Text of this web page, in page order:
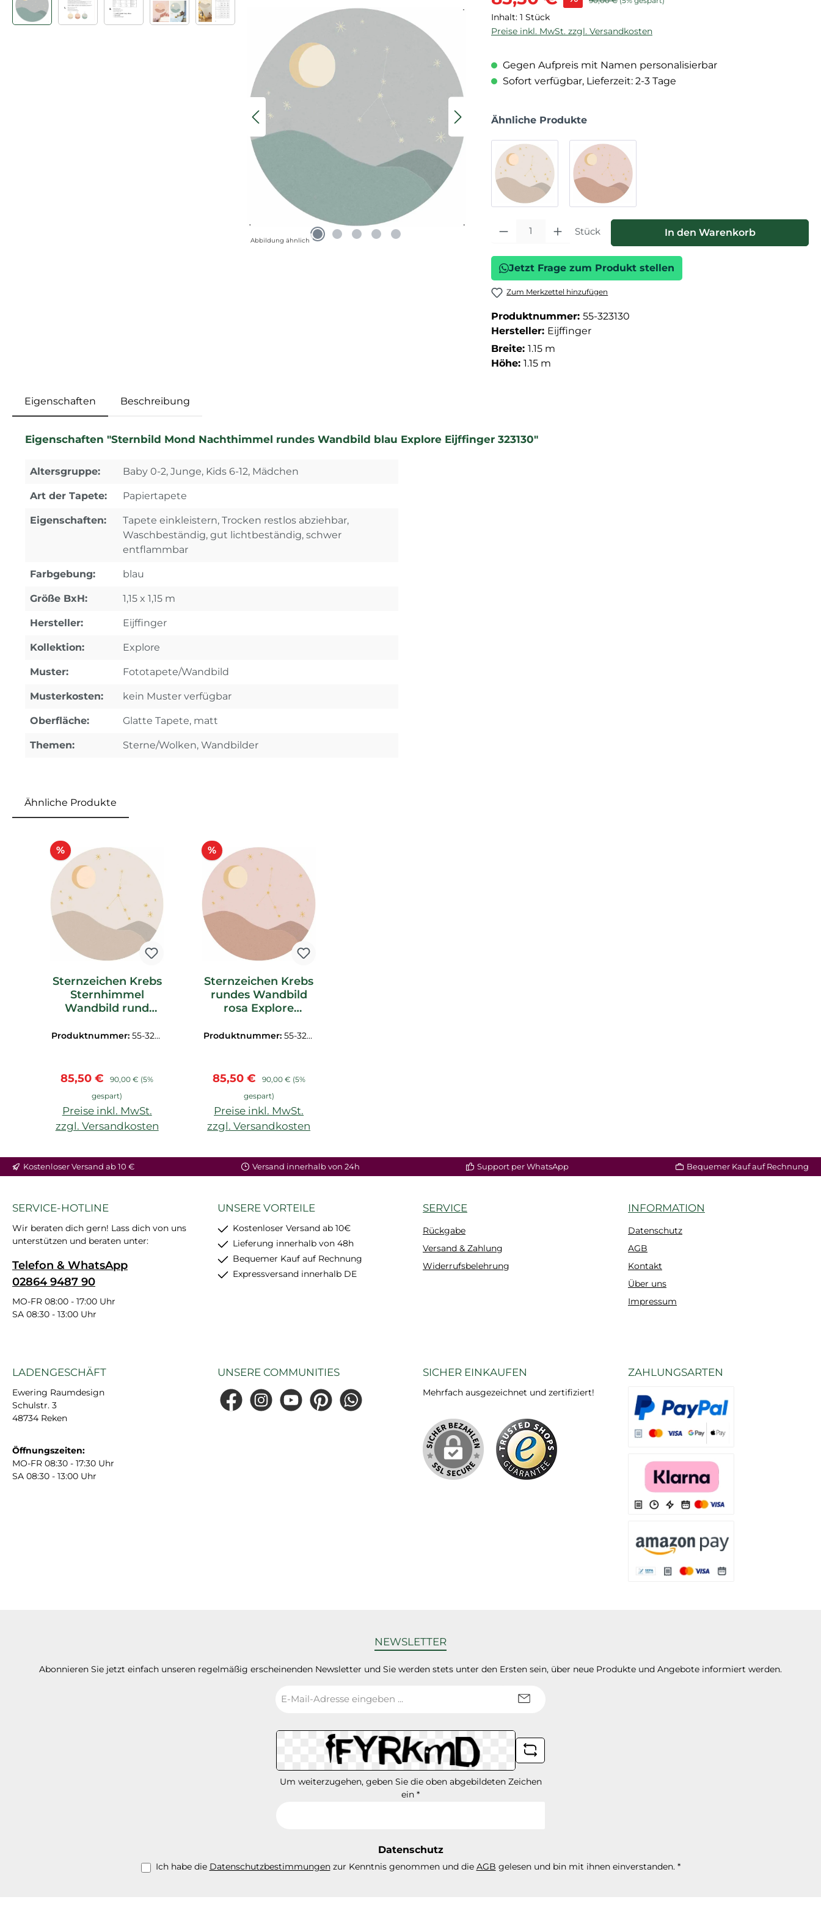
Abbildung ähnlich
Inhalt: 1 Stück
Preise inkl. MwSt. zzgl. Versandkosten
Gegen Aufpreis mit Namen personalisierbar
Sofort verfügbar, Lieferzeit: 2-3 Tage
Ähnliche Produkte
Produkt Anzahl: Gib den gewünschten Wert ein oder benutze die
Stück In den Warenkorb
Jetzt Frage zum Produkt stellen
Zum Merkzettel hinzufügen
Produktnummer: 55-323130
Hersteller: Eijffinger
Breite: 1.15 m
Höhe: 1.15 m
Eigenschaften Beschreibung
Eigenschaften "Sternbild Mond Nachthimmel rundes Wandbild blau Explore Eijffinger 323130"
Altersgruppe: Baby 0-2, Junge, Kids 6-12, Mädchen
Art der Tapete: Papiertapete
Eigenschaften:
Tapete einkleistern, Trocken restlos abziehbar,
Waschbeständig, gut lichtbeständig, schwer
entflammbar
Farbgebung: blau
Größe BxH: 1,15 x 1,15 m
Hersteller: Eijffinger
Kollektion: Explore
Muster: Fototapete/Wandbild
Musterkosten: kein Muster verfügbar
Oberfläche: Glatte Tapete, matt
Themen: Sterne/Wolken, Wandbilder
Ähnliche Produkte
%Rabatt
Sternzeichen Krebs
Sternhimmel
Wandbild rund
Eijffinger 323128
Produktnummer:55-3231
Verkaufspreis:
85,50 € Regulärer Preis:
90,00 € (5%
gespart)
Preise inkl. MwSt.
zzgl. Versandkosten
%Rabatt
Sternzeichen Krebs
rundes Wandbild
rosa Explore
Produktnummer: 55-3231
Verkaufspreis:
85,50 € Regulärer Preis:
90,00 € (5%
gespart)
Preise inkl. MwSt.
zzgl. Versandkosten
Kostenloser Versand ab 10 € Versand innerhalb von 24h Support per WhatsApp Bequemer Kauf auf Rechnung
SERVICE-HOTLINE
Wir beraten dich gern! Lass dich von uns
unterstützen und beraten unter:
Telefon & WhatsApp
02864 9487 90
MO-FR 08:00 - 17:00 Uhr
SA 08:30 - 13:00 Uhr
UNSERE VORTEILE
Kostenloser Versand ab 10€
Lieferung innerhalb von 48h
Bequemer Kauf auf Rechnung
Expressversand innerhalb DE
SERVICE
Rückgabe
Versand & Zahlung
Widerrufsbelehrung
INFORMATION
Datenschutz
AGB
Kontakt
Über uns
Impressum
LADENGESCHÄFT
Ewering Raumdesign
Schulstr. 3
48734 Reken
Öffnungszeiten:
MO-FR 08:30 - 17:30 Uhr
SA 08:30 - 13:00 Uhr
UNSERE COMMUNITIES
FacebookInstagramYouTubePinterestWhatsApp
SICHER EINKAUFEN
Mehrfach ausgezeichnet und zertifiziert!
ZAHLUNGSARTEN
NEWSLETTER
Abonnieren Sie jetzt einfach unseren regelmäßig erscheinenden Newsletter und Sie werden stets unter den Ersten sein, über neue Produkte und Angebote informiert werden.
Mail-
*
Um weiterzugehen, geben Sie die oben abgebildeten Zeichen
ein *
Datenschutz
Ich habe die Datenschutzbestimmungenzur Kenntnis genommen und die AGB gelesen und bin mit ihnen einverstanden. *